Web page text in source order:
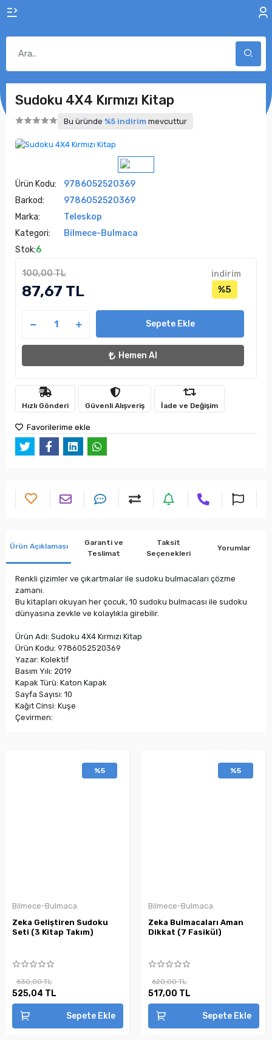
Sudoku 4X4 Kırmızı Kitap
Bu üründe %5 indirim mevcuttur
Ürün Kodu:
9786052520369
Barkod:
9786052520369
Marka:
Teleskop
Kategori:
Bilmece-Bulmaca
Stok:6
100,00 TL
87,67 TL
indirim
%5
Sepete Ekle
Hemen Al
Hızlı Gönderi Güvenli Alışveriş İade ve Değişim
Favorilerime ekle
Ürün Açıklaması
Garanti ve
Teslimat
Taksit
Seçenekleri
Yorumlar
Renkli çizimler ve çıkartmalar ile sudoku bulmacaları çözme
zamanı.
Bu kitapları okuyan her çocuk, 10 sudoku bulmacası ile sudoku
dünyasına zevkle ve kolaylıkla girebilir.
Ürün Adı: Sudoku 4X4 Kırmızı Kitap
Ürün Kodu: 9786052520369
Yazar: Kolektif
Basım Yılı: 2019
Kapak Türü: Katon Kapak
Sayfa Sayısı: 10
Kağıt Cinsi: Kuşe
Çevirmen:
%5
Bilmece-Bulmaca
Zeka Geliştiren Sudoku
Seti (3 Kitap Takım)
630,00 TL
525,04 TL
Sepete Ekle
%5
Bilmece-Bulmaca
Zeka Bulmacaları Aman
Dikkat (7 Fasikül)
620,00 TL
517,00 TL
Sepete Ekle